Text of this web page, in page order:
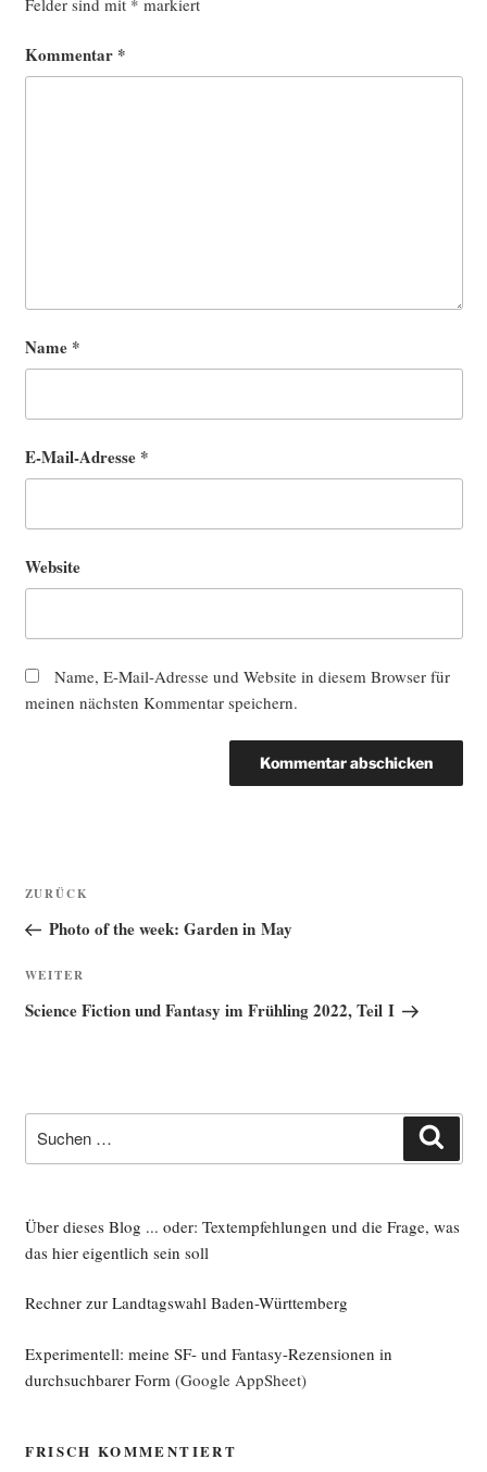
Kommentar *
Name *
E-Mail-Adresse *
Website
Name, E-Mail-Adresse und Website in diesem Browser für
meinen nächsten Kommentar speichern.
Beitragsnavigation
Vorheriger
Beitrag
ZURÜCK
Photo of the week: Garden in May
Nächster
Beitrag
WEITER
Science Fiction und Fantasy im Frühling 2022, Teil I
nach:
Über dieses Blog ... oder: Textempfehlungen und die Frage, was
das hier eigentlich sein soll
Rechner zur Landtagswahl Baden-Württemberg
Experimentell: meine SF- und Fantasy-Rezensionen in
durchsuchbarer Form (Google AppSheet)
FRISCH KOMMENTIERT